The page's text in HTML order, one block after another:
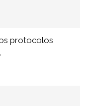
protocolos